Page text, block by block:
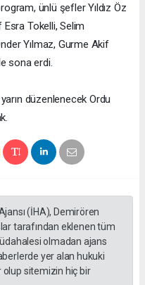
ünlü şefler Yıldız Öz
Tokelli, Selim
Yılmaz, Gurme Akif
sona erdi.
düzenlenecek Ordu
(İHA), Demirören
tarafından eklenen tüm
olmadan ajans
yer alan hukuki
sitemizin hiç bir